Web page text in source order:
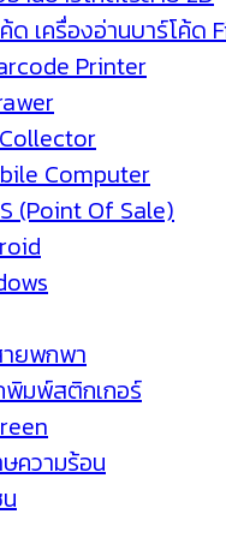
ด เครื่องอ่านบาร์โค้ด
Printer
Computer
(Point Of Sale)
ายพกพา
มพ์สติกเกอร์
ความร้อน